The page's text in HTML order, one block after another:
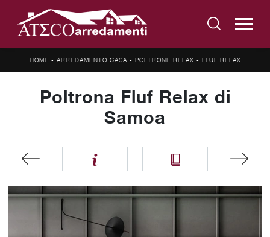
HOME - ARREDAMENTO CASA - POLTRONE RELAX - FLUF RELAX
Poltrona Fluf Relax di
Samoa